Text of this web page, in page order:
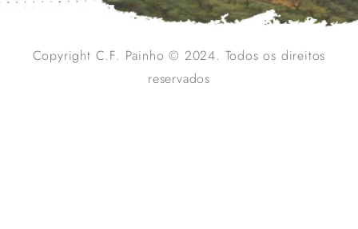
Copyright C.F. Painho © 2024. Todos os direitos
reservados